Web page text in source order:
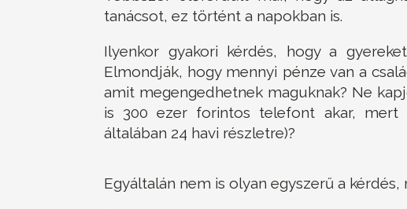
tanácsot, ez történt a napokban is.
Ilyenkor gyakori kérdés, hogy a
Elmondják, hogy mennyi pénze van a
amit megengedhetnek maguknak? Ne
is 300 ezer forintos telefont akar, mert
általában 24 havi részletre)?
Egyáltalán nem is olyan egyszerű a